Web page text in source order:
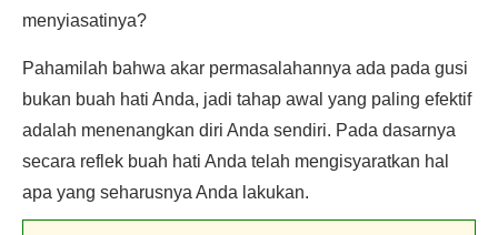
menyiasatinya?
Pahamilah bahwa akar permasalahannya ada pada gusi
bukan buah hati Anda, jadi tahap awal yang paling efektif
adalah menenangkan diri Anda sendiri. Pada dasarnya
secara reflek buah hati Anda telah mengisyaratkan hal
apa yang seharusnya Anda lakukan.